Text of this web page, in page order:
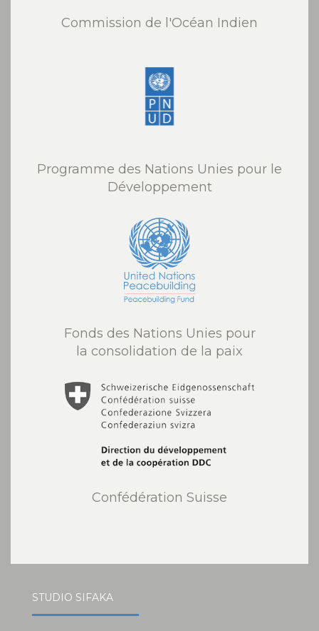
Commission de l'Océan Indien
Programme des Nations Unies pour le
Développement
Fonds des Nations Unies pour
la consolidation de la paix
Confédération Suisse
STUDIO SIFAKA